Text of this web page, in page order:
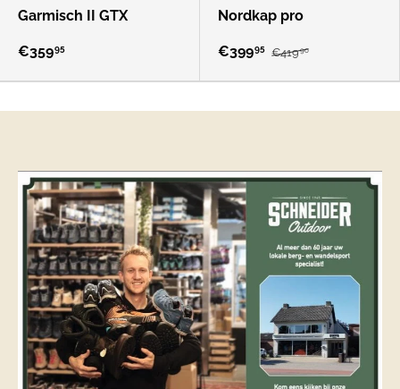
Garmisch II GTX
€35995
Nordkap pro
€39995 €41990